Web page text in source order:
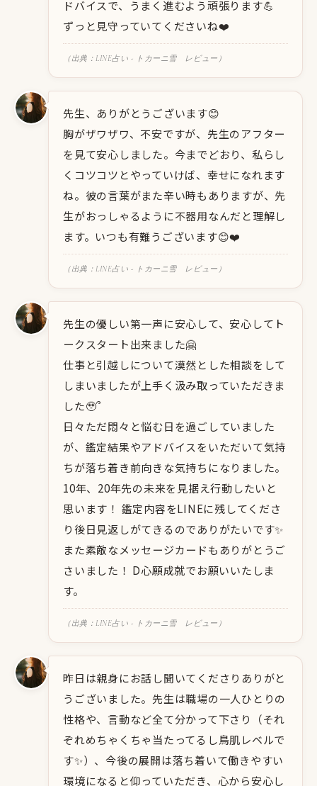
ドバイスで、うまく進むよう頑張ります💪
ずっと見守っていてくださいね❤️
（出典：LINE占い - トカーニ雪 レビュー）
先生、ありがとうございます😊
胸がザワザワ、不安ですが、先生のアフター
を見て安心しました。今までどおり、私らし
くコツコツとやっていけば、幸せになれます
ね。彼の言葉がまた辛い時もありますが、先
生がおっしゃるように不器用なんだと理解し
ます。いつも有難うございます😊❤️
（出典：LINE占い - トカーニ雪 レビュー）
先生の優しい第一声に安心して、安心してト
ークスタート出来ました🤗
仕事と引越しについて漠然とした相談をして
しまいましたが上手く汲み取っていただきま
した🥹՞
日々ただ悶々と悩む日を過ごしていました
が、鑑定結果やアドバイスをいただいて気持
ちが落ち着き前向きな気持ちになりました。
10年、20年先の未来を見据え行動したいと
思います！ 鑑定内容をLINEに残してくださ
り後日見返しがてきるのでありがたいです✨
また素敵なメッセージカードもありがとうご
さいました！ D心願成就でお願いいたしま
す。
（出典：LINE占い - トカーニ雪 レビュー）
昨日は親身にお話し聞いてくださりありがと
うございました。先生は職場の一人ひとりの
性格や、言動など全て分かって下さり（それ
ぞれめちゃくちゃ当たってるし鳥肌レベルで
す✨）、今後の展開は落ち着いて働きやすい
環境になると仰っていただき、心から安心し